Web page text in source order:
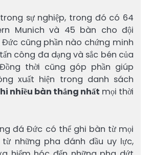
sự nghiệp, trong đó có 64
Munich và 45 bàn cho đội
cũng phần nào chứng minh
công đa dạng và sắc bén của
thời cũng góp phần giúp
xuất hiện trong danh sách
nhiều bàn thắng nhất mọi thời
đá Đức có thể ghi bàn từ mọi
những pha đánh đầu uy lực,